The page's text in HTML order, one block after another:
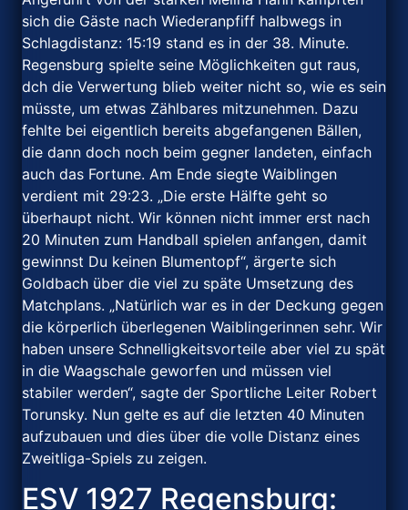
sich die Gäste nach Wiederanpfiff halbwegs in
Schlagdistanz: 15:19 stand es in der 38. Minute.
Regensburg spielte seine Möglichkeiten gut raus,
dch die Verwertung blieb weiter nicht so, wie es sein
müsste, um etwas Zählbares mitzunehmen. Dazu
fehlte bei eigentlich bereits abgefangenen Bällen,
die dann doch noch beim gegner landeten, einfach
auch das Fortune. Am Ende siegte Waiblingen
verdient mit 29:23. „Die erste Hälfte geht so
überhaupt nicht. Wir können nicht immer erst nach
20 Minuten zum Handball spielen anfangen, damit
gewinnst Du keinen Blumentopf“, ärgerte sich
Goldbach über die viel zu späte Umsetzung des
Matchplans. „Natürlich war es in der Deckung gegen
die körperlich überlegenen Waiblingerinnen sehr. Wir
haben unsere Schnelligkeitsvorteile aber viel zu spät
in die Waagschale geworfen und müssen viel
stabiler werden“, sagte der Sportliche Leiter Robert
Torunsky. Nun gelte es auf die letzten 40 Minuten
aufzubauen und dies über die volle Distanz eines
Zweitliga-Spiels zu zeigen.
ESV 1927 Regensburg: